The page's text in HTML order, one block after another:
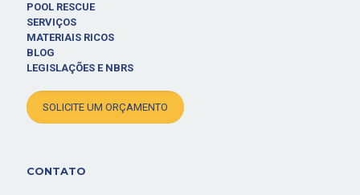
POOL RESCUE
SERVIÇOS
MATERIAIS RICOS
BLOG
LEGISLAÇÕES E NBRS
SOLICITE UM ORÇAMENTO
CONTATO